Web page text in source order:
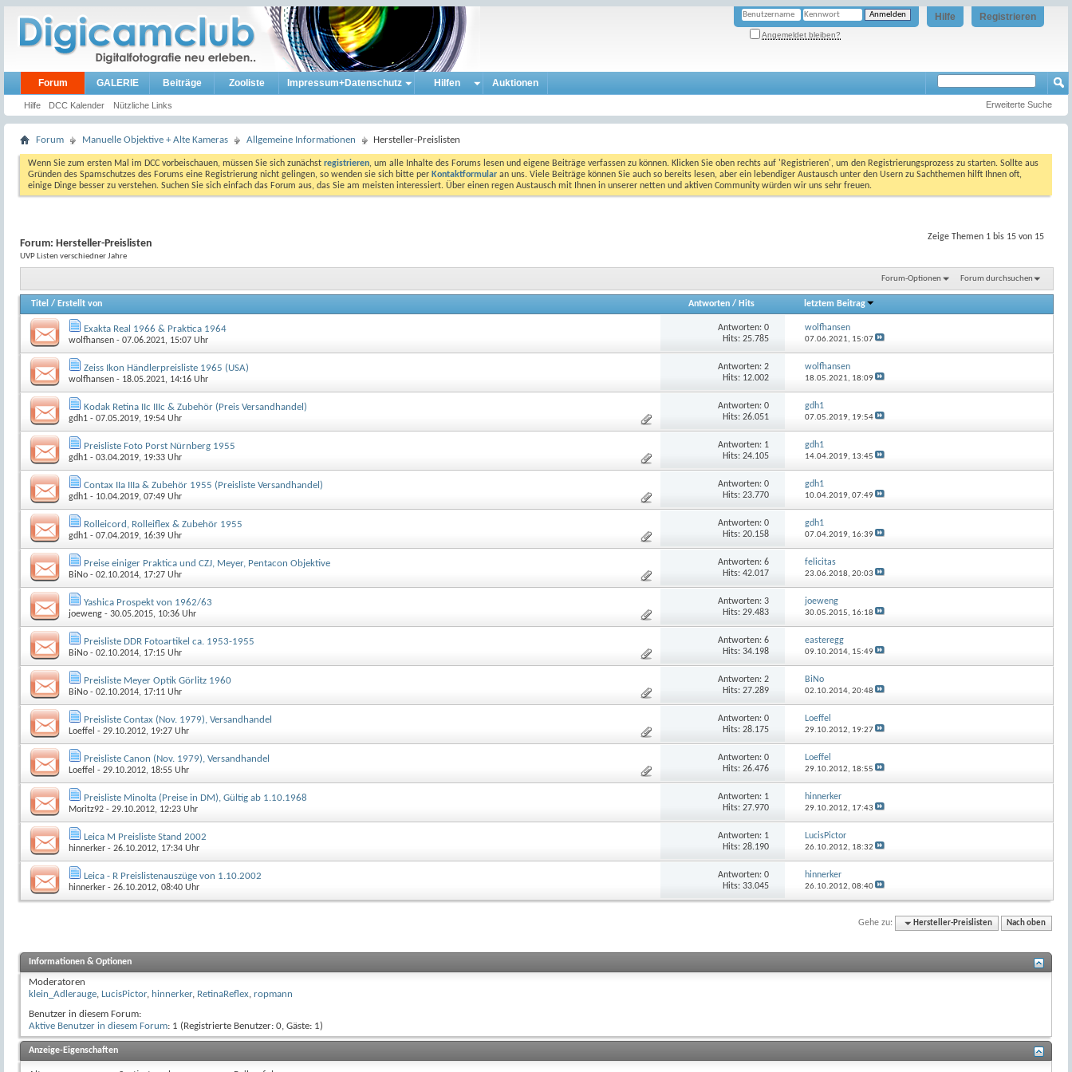
Registrieren
Hilfe
Angemeldet bleiben?
Forum
Hilfe DCC Kalender Nützliche Links
GALERIE Beiträge Zooliste Impressum+Datenschutz Hilfen Auktionen
Erweiterte Suche
Forum Manuelle Objektive + Alte Kameras Allgemeine Informationen Hersteller-Preislisten
Wenn Sie zum ersten Mal im DCC vorbeischauen, müssen Sie sich zunächst registrieren, um alle Inhalte des Forums lesen und eigene Beiträge verfassen zu können. Klicken Sie oben rechts auf 'Registrieren', um den Registrierungsprozess zu starten. Sollte aus
Gründen des Spamschutzes des Forums eine Registrierung nicht gelingen, so wenden sie sich bitte per Kontaktformular an uns. Viele Beiträge können Sie auch so bereits lesen, aber ein lebendiger Austausch unter den Usern zu Sachthemen hilft Ihnen oft,
einige Dinge besser zu verstehen. Suchen Sie sich einfach das Forum aus, das Sie am meisten interessiert. Über einen regen Austausch mit Ihnen in unserer netten und aktiven Community würden wir uns sehr freuen.
Zeige Themen 1 bis 15 von 15
Forum: Hersteller-Preislisten
UVP Listen verschiedner Jahre
Forum-Optionen Forum durchsuchen
Titel / Erstellt von Antworten / Hits letztem Beitrag
Exakta Real 1966 & Praktica 1964
wolfhansen - 07.06.2021, 15:07 Uhr
Antworten: 0
Hits: 25.785
wolfhansen
07.06.2021, 15:07
Zeiss Ikon Händlerpreisliste 1965 (USA)
wolfhansen - 18.05.2021, 14:16 Uhr
Antworten: 2
Hits: 12.002
wolfhansen
18.05.2021, 18:09
Kodak Retina IIc IIIc & Zubehör (Preis Versandhandel)
gdh1 - 07.05.2019, 19:54 Uhr
Antworten: 0
Hits: 26.051
gdh1
07.05.2019, 19:54
Preisliste Foto Porst Nürnberg 1955
gdh1 - 03.04.2019, 19:33 Uhr
Antworten: 1
Hits: 24.105
gdh1
14.04.2019, 13:45
Contax IIa IIIa & Zubehör 1955 (Preisliste Versandhandel)
gdh1 - 10.04.2019, 07:49 Uhr
Antworten: 0
Hits: 23.770
gdh1
10.04.2019,07:49
Rolleicord, Rolleiflex & Zubehör 1955
gdh1 - 07.04.2019, 16:39 Uhr
Antworten: 0
Hits: 20.158
gdh1
07.04.2019, 16:39
Preise einiger Praktica und CZJ, Meyer, Pentacon Objektive
BiNo - 02.10.2014, 17:27 Uhr
Antworten: 6
Hits: 42.017
felicitas
23.06.2018,20:03
Yashica Prospekt von 1962/63
joeweng - 30.05.2015, 10:36 Uhr
Antworten: 3
Hits: 29.483
joeweng
30.05.2015, 16:18
Preisliste DDR Fotoartikel ca. 1953-1955
BiNo - 02.10.2014, 17:15 Uhr
Antworten: 6
Hits: 34.198
easteregg
09.10.2014, 15:49
Preisliste Meyer Optik Görlitz 1960
BiNo - 02.10.2014, 17:11 Uhr
Antworten: 2
Hits: 27.289
BiNo
02.10.2014,20:48
Preisliste Contax (Nov. 1979), Versandhandel
Loeffel - 29.10.2012, 19:27 Uhr
Antworten: 0
Hits: 28.175
Loeffel
29.10.2012, 19:27
Preisliste Canon (Nov. 1979), Versandhandel
Loeffel - 29.10.2012, 18:55 Uhr
Antworten: 0
Hits: 26.476
Loeffel
29.10.2012, 18:55
Preisliste Minolta (Preise in DM), Gültig ab 1.10.1968
Moritz92 - 29.10.2012, 12:23 Uhr
Antworten: 1
Hits: 27.970
hinnerker
29.10.2012, 17:43
Leica M Preisliste Stand 2002
hinnerker - 26.10.2012, 17:34 Uhr
Antworten: 1
Hits: 28.190
LucisPictor
26.10.2012, 18:32
Leica - R Preislistenauszüge von 1.10.2002
hinnerker - 26.10.2012, 08:40 Uhr
Antworten: 0
Hits: 33.045
hinnerker
26.10.2012,08:40
Gehe zu: Hersteller-Preislisten Nach oben
Informationen & Optionen
Moderatoren
klein_Adlerauge, LucisPictor, hinnerker, RetinaReflex, ropmann
Benutzer in diesem Forum:
Aktive Benutzer in diesem Forum: 1 (Registrierte Benutzer: 0, Gäste: 1)
Anzeige-Eigenschaften